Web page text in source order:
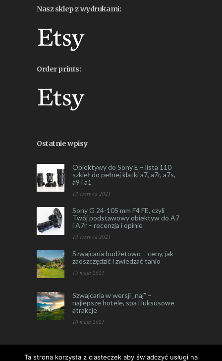
Nasz sklep z wydrukami:
Order prints:
Ostatnie wpisy
Obiektywy do Sony E – lista 110
szkieł do pełnej klatki a7, a7r, a7s,
a9 i a1
13 czerwca 2021
Sony G 24-105 mm F4 FE, czyli
Twój podstawowy obiektyw do A7
i A7r – recenzja i opinie
13 czerwca 2021
Szwajcaria budżetowo – ceny, jak
zaoszczędzić i zwiedzać tanio
15 maja 2021
Szwajcaria w wersji „naj” –
najlepsze hotele, spa i luksusowe
atrakcje
10 maja 2021
Ta strona korzysta z ciasteczek aby świadczyć usługi na